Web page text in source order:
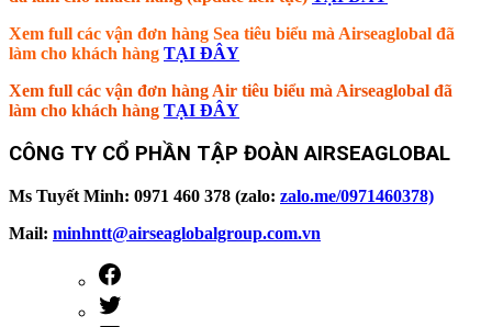
Xem full các vận đơn hàng Sea tiêu biểu mà Airseaglobal đã
làm cho khách hàng TẠI ĐÂY
Xem full các vận đơn hàng Air tiêu biểu mà Airseaglobal đã
làm cho khách hàng TẠI ĐÂY
CÔNG TY CỔ PHẦN TẬP ĐOÀN AIRSEAGLOBAL
Ms Tuyết Minh: 0971 460 378 (zalo: zalo.me/0971460378)
Mail: minhntt@airseaglobalgroup.com.vn